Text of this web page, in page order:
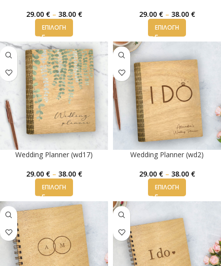
29.00 € – 38.00 €
ΕΠΙΛΟΓΉ
29.00 € – 38.00 €
ΕΠΙΛΟΓΉ
Wedding Planner (wd17)
29.00 € – 38.00 €
ΕΠΙΛΟΓΉ
Wedding Planner (wd2)
29.00 € – 38.00 €
ΕΠΙΛΟΓΉ